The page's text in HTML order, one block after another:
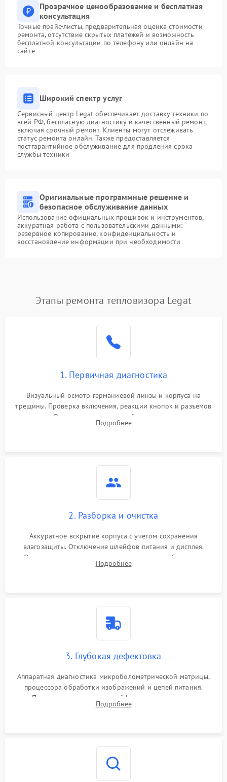
Прозрачное ценообразование и бесплатная
консультация
Точные прайс-листы, предварительная оценка стоимости
ремонта, отсутствие скрытых платежей и возможность
бесплатной консультации по телефону или онлайн на
сайте
Широкий спектр услуг
Сервисный центр Legat обеспечивает доставку техники по
всей РФ, бесплатную диагностику и качественный ремонт,
включая срочный ремонт. Клиенты могут отслеживать
статус ремонта онлайн. Также предоставляется
постгарантийное обслуживание для продления срока
службы техники
Оригинальные программные решение и
безопасное обслуживание данных
Использование официальных прошивок и инструментов,
аккуратная работа с пользовательскими данными:
резервное копирование, конфиденциальность и
восстановление информации при необходимости
Этапы ремонта тепловизора Legat
1. Первичная диагностика
Визуальный осмотр германиевой линзы и корпуса на
трещины. Проверка включения, реакции кнопок и разъемов
зарядки. Оценка вывода тепловой сигнатуры на экран,
проверка базовых функций и считывание системных
Подробнее
2. Разборка и очистка
Аккуратное вскрытие корпуса с учетом сохранения
влагозащиты. Отключение шлейфов питания и дисплея.
Очистка внутренних плат от окислов и пыли. Бережная
обработка германиевого объектива специализированными
Подробнее
3. Глубокая дефектовка
Аппаратная диагностика микроболометрической матрицы,
процессора обработки изображений и цепей питания.
Проверка целостности шлейфов, модуля памяти и
интерфейсов связи. Выявление сгоревших SMD-компонентов
Подробнее